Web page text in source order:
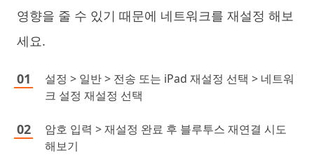
영향을 줄 수 있기 때문에 네트워크를 재설정 해보
세요.
설정 > 일반 > 전송 또는 iPad 재설정 선택 > 네트워
크 설정 재설정 선택
암호 입력 > 재설정 완료 후 블루투스 재연결 시도
해보기